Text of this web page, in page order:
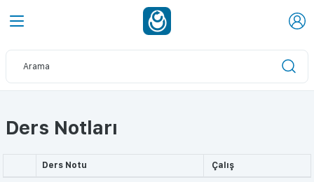
Ders Notları
Ders Notu Çalış